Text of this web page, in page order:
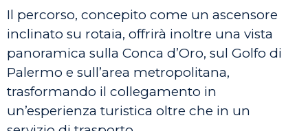
Il percorso, concepito come un ascensore
inclinato su rotaia, offrirà inoltre una vista
panoramica sulla Conca d’Oro, sul Golfo di
Palermo e sull’area metropolitana,
trasformando il collegamento in
un’esperienza turistica oltre che in un